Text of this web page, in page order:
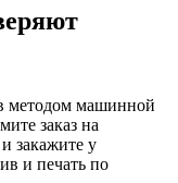
методом машинной
заказ на
закажите у
и печать по